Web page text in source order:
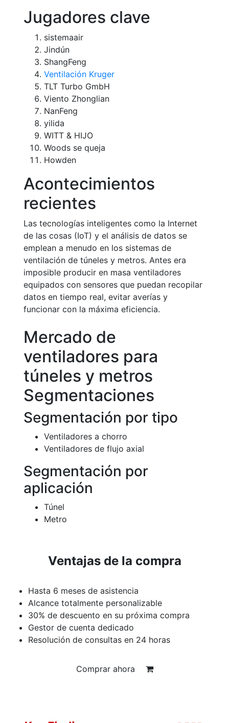
Jugadores clave
sistemaair
Jindún
ShangFeng
Ventilación Kruger
TLT Turbo GmbH
Viento Zhonglian
NanFeng
yilida
WITT & HIJO
Woods se queja
Howden
Acontecimientos
recientes
Las tecnologías inteligentes como la Internet
de las cosas (IoT) y el análisis de datos se
emplean a menudo en los sistemas de
ventilación de túneles y metros. Antes era
imposible producir en masa ventiladores
equipados con sensores que puedan recopilar
datos en tiempo real, evitar averías y
funcionar con la máxima eficiencia.
Mercado de
ventiladores para
túneles y metros
Segmentaciones
Segmentación por tipo
Ventiladores a chorro
Ventiladores de flujo axial
Segmentación por
aplicación
Túnel
Metro
Ventajas de la compra
Hasta 6 meses de asistencia
Alcance totalmente personalizable
30% de descuento en su próxima compra
Gestor de cuenta dedicado
Resolución de consultas en 24 horas
Comprar ahora